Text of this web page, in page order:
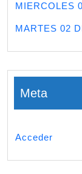
MIERCOLES
MARTES 02
Meta
Acceder